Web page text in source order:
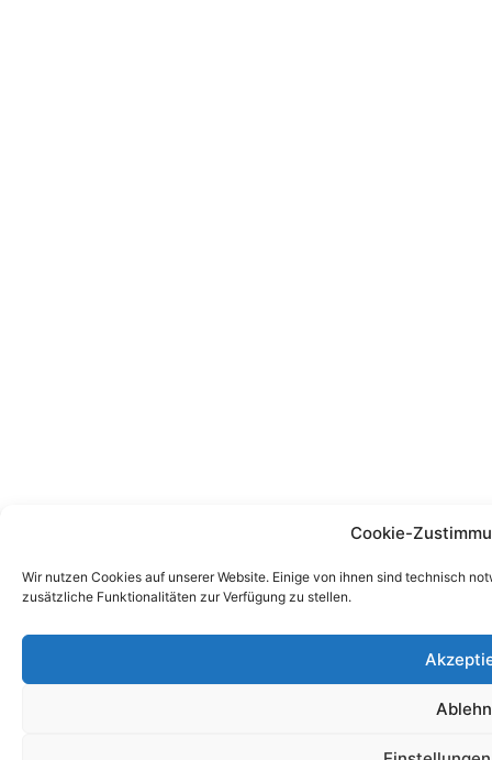
Cookie-
Wir nutzen Cookies auf unserer Website. Einige von ihnen sind technisch
zusätzliche Funktionalitäten zur Verfügung zu stellen.